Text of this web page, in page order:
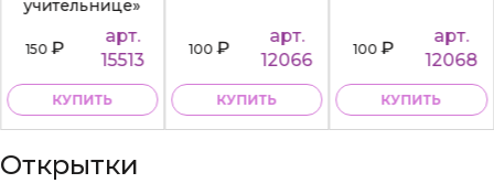
учительнице»
150 ₽
арт.
15513
КУПИТЬ
100₽
арт.
12066
КУПИТЬ
100₽
арт.
12068
КУПИТЬ
Открытки